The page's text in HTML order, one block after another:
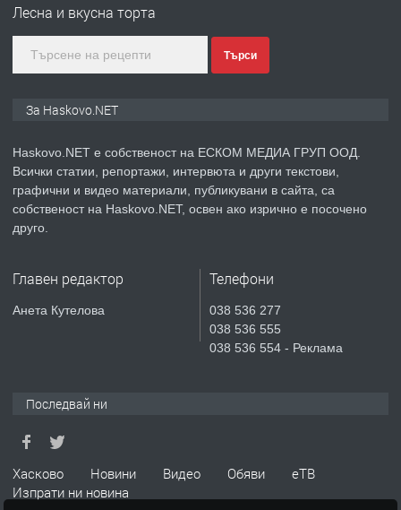
градската градина!
преди 4 дни
ПРЕДЛАГА
Продавам парцел в гр. Хасково кв.
СГЛОБЯВАНЕ НА МЕБЕЛИ.
апартамент под наем в кв.
Училищни, гр. Хасково.
Лесна и вкусна торта
Търси
За Haskovo.NET
Haskovo.NET е собственост на ЕСКОМ МЕДИА ГРУП ООД.
Всички статии, репортажи, интервюта и други текстови,
графични и видео материали, публикувани в сайта, са
собственост на Haskovo.NET, освен ако изрично е посочено
друго.
Главен редактор
Анета Кутелова
Телефони
038 536 277
038 536 555
038 536 554 - Реклама
Последвай ни
Хасково Новини Видео Обяви
еТВ
Изпрати ни новина